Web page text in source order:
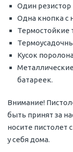
Один
Одна кнопка с
Термостойкие
Кусок
батареек.
Внимание!
быть принят за
носите пистолет
у себя дома.